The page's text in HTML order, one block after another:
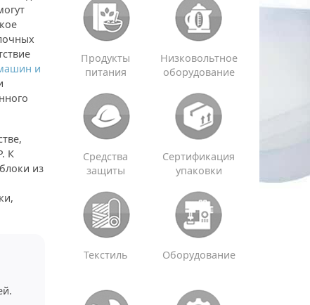
и
К
из
Продукты
питания
Низковольтное
оборудование
Средства
защиты
Сертификация
упаковки
Текстиль Оборудование